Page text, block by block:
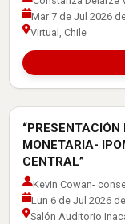
Mar 7 de Jul 2026
Virtual, Chile
Actividades con
MONETARIA-
CENTRAL”
Kevin Cowan-
Lun 6 de Jul 2026
Salón Auditorio